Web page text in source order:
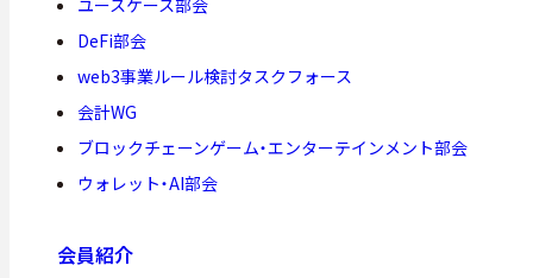
DeFi部会
web3事業ルール検討タスクフォース
会計WG
ブロックチェーンゲーム・エンターテインメント部会
ウォレット・AI部会
会員紹介